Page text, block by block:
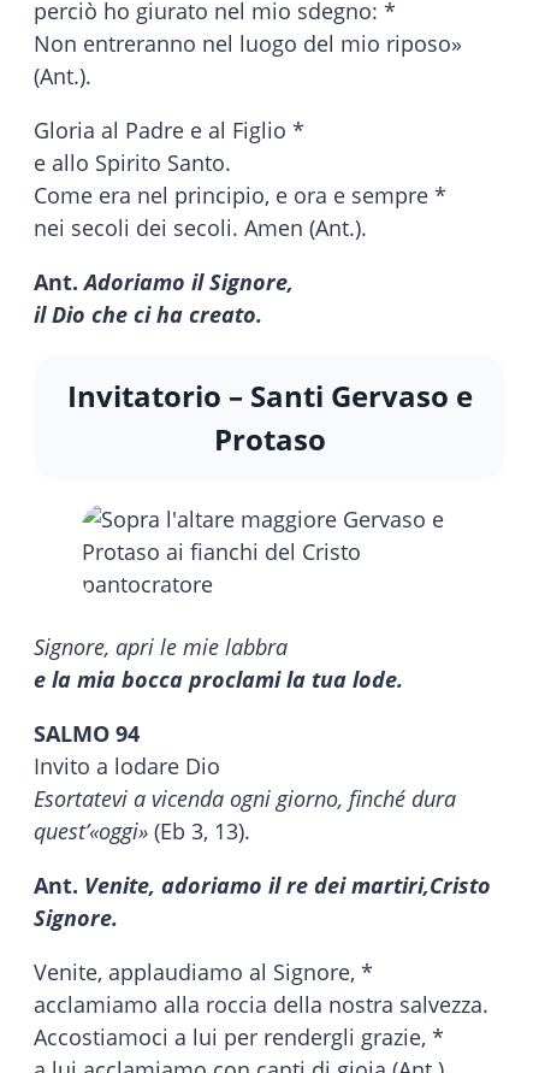
perciò ho giurato nel mio sdegno: *
Non entreranno nel luogo del mio riposo»
(Ant.).
Gloria al Padre e al Figlio *
e allo Spirito Santo.
Come era nel principio, e ora e sempre *
nei secoli dei secoli. Amen (Ant.).
Ant.Adoriamo il Signore,
il Dio che ci ha creato.
Invitatorio – Santi Gervaso e
Protaso
Signore, apri le mie labbra
e la mia bocca proclami la tua lode.
SALMO 94
Invito a lodare Dio
Esortatevi a vicenda ogni giorno, finché dura
quest’«oggi» (Eb 3, 13).
Ant. Venite, adoriamo il re dei martiri,Cristo
Signore.
Venite, applaudiamo al Signore, *
acclamiamo alla roccia della nostra salvezza.
Accostiamoci a lui per rendergli grazie, *